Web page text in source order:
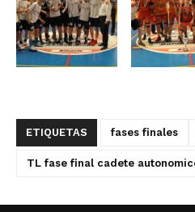
ETIQUETAS fases finales
TL fase final cadete